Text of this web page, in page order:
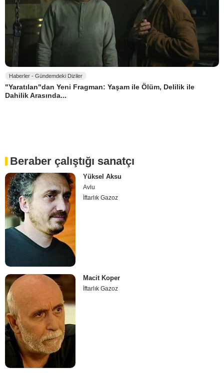
Haberler - Gündemdeki Diziler
"Yaratılan"dan Yeni Fragman: Yaşam ile Ölüm, Delilik ile
Dahilik Arasında...
Beraber çalıştığı sanatçı
Yüksel Aksu
Avlu
İftarlık Gazoz
Macit Koper
İftarlık Gazoz